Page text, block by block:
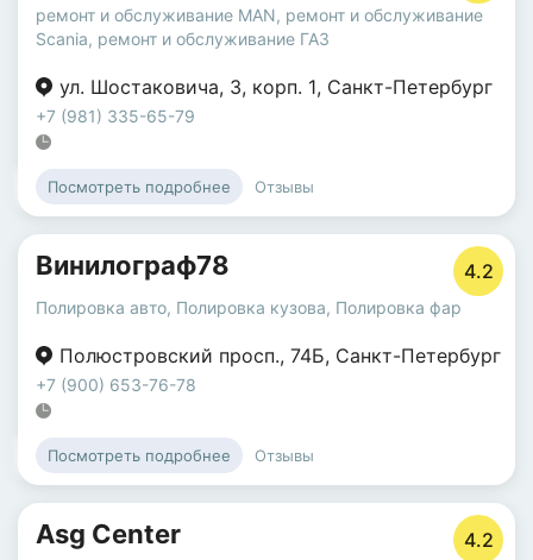
ремонт и обслуживание MAN, ремонт и обслуживание
Scania, ремонт и обслуживание ГАЗ
ул. Шостаковича, 3, корп. 1, Санкт-Петербург
+7 (981) 335-65-79
Посмотреть подробнее Отзывы
Винилограф78 4.2
Полировка авто, Полировка кузова, Полировка фар
Полюстровский просп., 74Б, Санкт-Петербург
+7 (900) 653-76-78
Посмотреть подробнее Отзывы
Asg Center 4.2